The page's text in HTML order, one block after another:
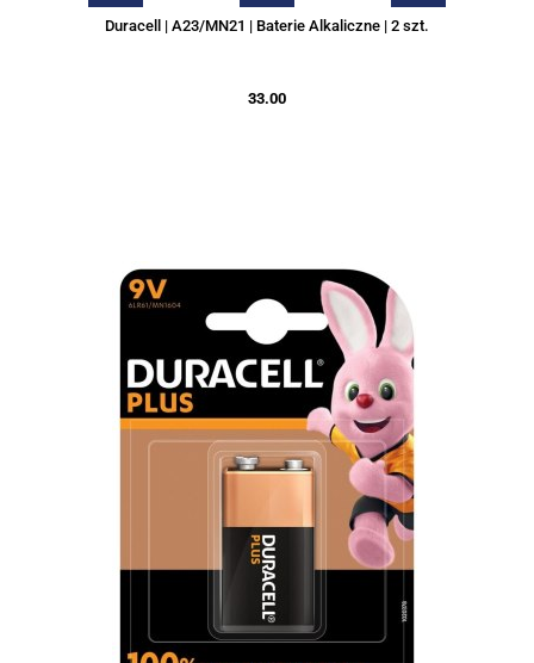
Duracell | A23/MN21 | Baterie Alkaliczne | 2 szt.
33.00